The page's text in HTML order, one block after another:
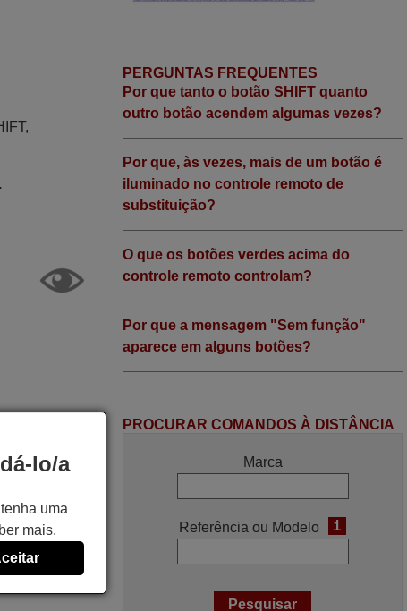
PERGUNTAS FREQUENTES
Por que tanto o botão SHIFT quanto
outro botão acendem algumas vezes?
Por que, às vezes, mais de um botão é
iluminado no controle remoto de
substituição?
O que os botões verdes acima do
controle remoto controlam?
Por que a mensagem "Sem função"
aparece em alguns botões?
PROCURAR COMANDOS À DISTÂNCIA
Marca
Referência ou Modelo i
lo/a
uma
mais.